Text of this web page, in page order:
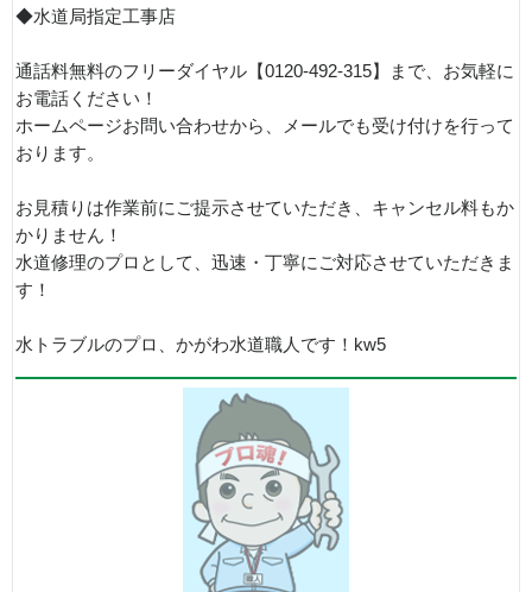
◆水道局指定工事店
通話料無料のフリーダイヤル【0120-492-315】まで、お気軽に
お電話ください！
ホームページお問い合わせから、メールでも受け付けを行って
おります。
お見積りは作業前にご提示させていただき、キャンセル料もか
かりません！
水道修理のプロとして、迅速・丁寧にご対応させていただきま
す！
水トラブルのプロ、かがわ水道職人です！kw5